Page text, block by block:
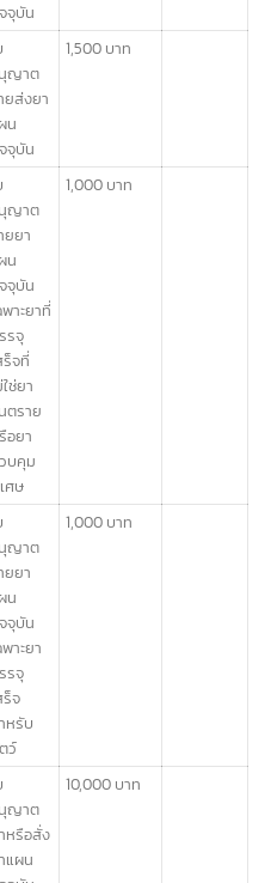
ค้นหา:
รายการ
รายการ
ใบ
อนุญาต
ผลิตยา
ปัจจุบัน
ฉบับที่ 26
ใบ
อนุญาต
ขายยา
แผน
ปัจจุบัน
ใบ
อนุญาต
ขายส่งยา
แผน
ปัจจุบัน
ใบ
อนุญาต
ขายยา
แผน
ปัจจุบัน
เฉพาะยาที่
บรรจุ
เสร็จที่
ไม่ใช่ยา
อันตราย
หรือยา
ควบคุม
พิเศษ